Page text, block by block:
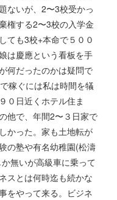
ないが、2〜3校受かっ
権する2〜3校の入学金
ても3校+本命で５００
は慶應という看板を手
何だったのかは疑問で
稼ぐには私は時間を犠
０日近くホテル住ま
他で、年間2〜３日家で
かった。家も土地転が
の塾や有名幼稚園(松濤
無いが高級車に乗って
スとは何時迄も続かな
をやって来る。ビジネ